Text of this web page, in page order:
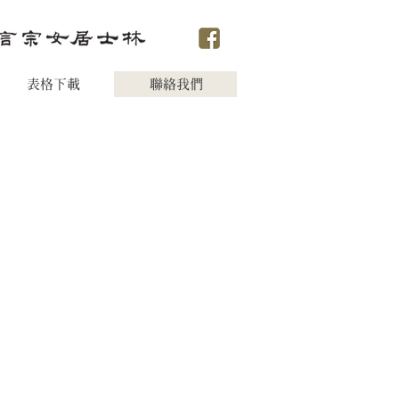
表格下載 聯絡我們